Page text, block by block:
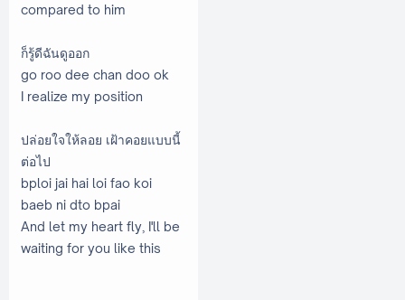
compared to him
ก็รู้ดีฉันดูออก
go roo dee chan doo ok
I realize my position
ปล่อยใจให้ลอย เฝ้าคอยแบบนี้
ต่อไป
bploi jai hai loi fao koi
baeb ni dto bpai
And let my heart fly, I'll be
waiting for you like this